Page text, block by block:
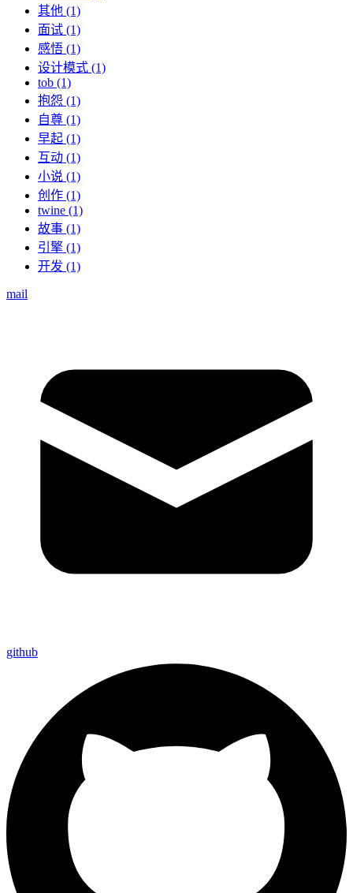
其他 (1)
面试 (1)
感悟 (1)
设计模式 (1)
tob (1)
抱怨 (1)
自尊 (1)
早起 (1)
互动 (1)
小说 (1)
创作 (1)
twine (1)
故事 (1)
引擎 (1)
开发 (1)
mail
github